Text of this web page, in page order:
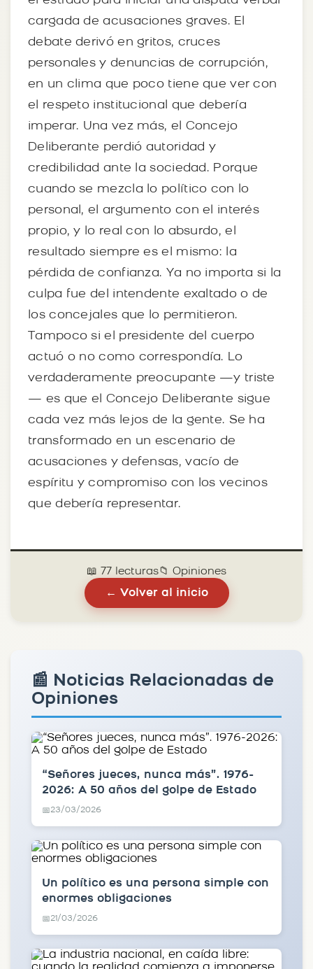
cargada de acusaciones graves. El
debate derivó en gritos, cruces
personales y denuncias de corrupción,
en un clima que poco tiene que ver con
el respeto institucional que debería
imperar. Una vez más, el Concejo
Deliberante perdió autoridad y
credibilidad ante la sociedad. Porque
cuando se mezcla lo político con lo
personal, el argumento con el interés
propio, y lo real con lo absurdo, el
resultado siempre es el mismo: la
pérdida de confianza. Ya no importa si la
culpa fue del intendente exaltado o de
los concejales que lo permitieron.
Tampoco si el presidente del cuerpo
actuó o no como correspondía. Lo
verdaderamente preocupante —y triste
— es que el Concejo Deliberante sigue
cada vez más lejos de la gente. Se ha
transformado en un escenario de
acusaciones y defensas, vacío de
espíritu y compromiso con los vecinos
que debería representar.
📖 77 lecturas📁 Opiniones
← Volver al inicio
📰 Noticias Relacionadas de
Opiniones
“Señores jueces, nunca más”. 1976-
2026: A 50 años del golpe de Estado
📅23/03/2026
Un político es una persona simple con
enormes obligaciones
📅21/03/2026